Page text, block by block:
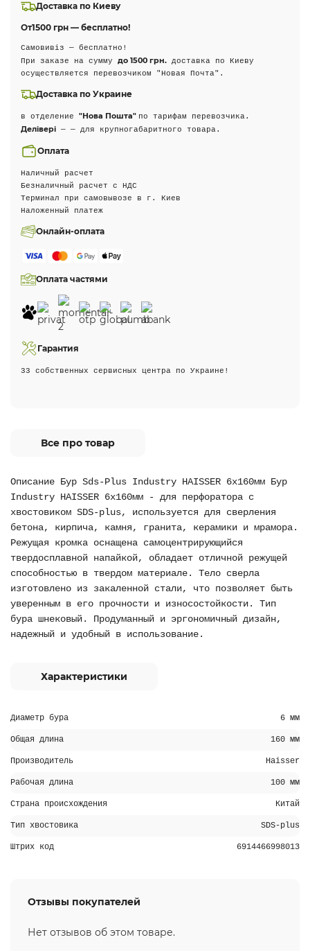
Доставка по Киеву
От1500 грн — бесплатно!
Самовивіз — бесплатно!
При заказе на сумму до 1500 грн. доставка по Киеву
осуществляется перевозчиком "Новая Почта".
Доставка по Украине
в отделение "Нова Пошта" по тарифам перевозчика.
Делівері — — для крупногабаритного товара.
Оплата
Наличный расчет
Безналичный расчет с НДС
Терминал при самовывозе в г. Киев
Наложенный платеж
Онлайн-оплата
Оплата частями
Гарантия
33 собственных сервисных центра по Украине!
Все про товар
Описание Бур Sds-Plus Industry HAISSER 6х160мм Бур
Industry HAISSER 6х160мм - для перфоратора с
хвостовиком SDS-plus, используется для сверления
бетона, кирпича, камня, гранита, керамики и мрамора.
Режущая кромка оснащена самоцентрирующийся
твердосплавной напайкой, обладает отличной режущей
способностью в твердом материале. Тело сверла
изготовлено из закаленной стали, что позволяет быть
уверенным в его прочности и износостойкости. Тип
бура шнековый. Продуманный и эргономичный дизайн,
надежный и удобный в использование.
Характеристики
Диаметр бура 6 мм
Общая длина 160 мм
Производитель Haisser
Рабочая длина 100 мм
Страна происхождения Китай
Тип хвостовика SDS-plus
Штрих код 6914466998013
Отзывы покупателей
Нет отзывов об этом товаре.